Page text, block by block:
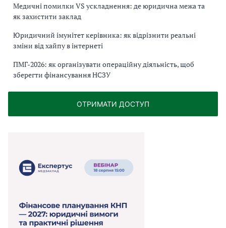
Медичні помилки VS ускладнення: де юридична межа та
як захистити заклад
Юридичний імунітет керівника: як відрізнити реальні
зміни від хайпу в інтернеті
ПМГ-2026: як організувати операційну діяльність, щоб
зберегти фінансування НСЗУ
ОТРИМАТИ ДОСТУП